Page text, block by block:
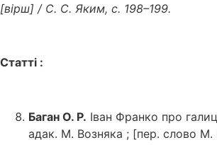
[вірш] / С. С. Яким, с. 198–199.
Статті :
Баган О. Р. Іван Франко про
адак. М. Возняка ; [пер. слово М.